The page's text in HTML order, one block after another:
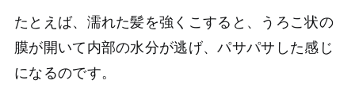
たとえば、濡れた髪を強くこすると、うろこ状の
膜が開いて内部の水分が逃げ、パサパサした感じ
になるのです。